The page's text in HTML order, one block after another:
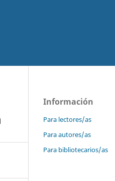
Información
Para lectores/as
Para autores/as
Para bibliotecarios/as